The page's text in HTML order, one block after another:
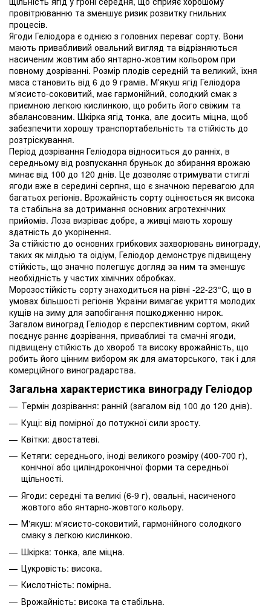
провітрюванню та зменшує ризик розвитку гнильних
процесів.
Ягоди Геліодора є однією з головних переваг сорту. Вони
мають привабливий овальний вигляд та відрізняються
насиченим жовтим або янтарно-жовтим кольором при
повному дозріванні. Розмір плодів середній та великий, їхня
маса становить від 6 до 9 грамів. М'якуш ягід Геліодора
м'ясисто-соковитий, має гармонійний, солодкий смак з
приємною легкою кислинкою, що робить його свіжим та
збалансованим. Шкірка ягід тонка, але досить міцна, щоб
забезпечити хорошу транспортабельність та стійкість до
розтріскування.
Період дозрівання Геліодора відноситься до ранніх, в
середньому від розпускання бруньок до збирання врожаю
минає від 100 до 120 днів. Це дозволяє отримувати стиглі
ягоди вже в середині серпня, що є значною перевагою для
багатьох регіонів. Врожайність сорту оцінюється як висока
та стабільна за дотримання основних агротехнічних
прийомів. Лоза визріває добре, а живці мають хорошу
здатність до укорінення.
За стійкістю до основних грибкових захворювань винограду,
таких як мілдью та оідіум, Геліодор демонструє підвищену
стійкість, що значно полегшує догляд за ним та зменшує
необхідність у частих хімічних обробках.
Морозостійкість сорту знаходиться на рівні -22-23°C, що в
умовах більшості регіонів України вимагає укриття молодих
кущів на зиму для запобігання пошкодженню нирок.
Загалом виноград Геліодор є перспективним сортом, який
поєднує раннє дозрівання, привабливі та смачні ягоди,
підвищену стійкість до хвороб та високу врожайність, що
робить його цінним вибором як для аматорського, так і для
комерційного виноградарства.
Загальна характеристика винограду Геліодор
Термін дозрівання: ранній (загалом від 100 до 120 днів).
Кущі: від помірної до потужної сили зросту.
Квітки: двостатеві.
Кетяги: середнього, іноді великого розміру (400-700 г),
конічної або циліндроконічної форми та середньої
щільності.
Ягоди: середні та великі (6-9 г), овальні, насиченого
жовтого або янтарно-жовтого кольору.
М'якуш: м'ясисто-соковитий, гармонійного солодкого
смаку з легкою кислинкою.
Шкірка: тонка, але міцна.
Цукровість: висока.
Кислотність: помірна.
Врожайність: висока та стабільна.